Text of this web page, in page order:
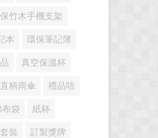
竹木手機支架
本 環保筆記簿
真空保溫杯
柄雨傘 禮品咭
袋 紙杯
裝 訂製獎牌